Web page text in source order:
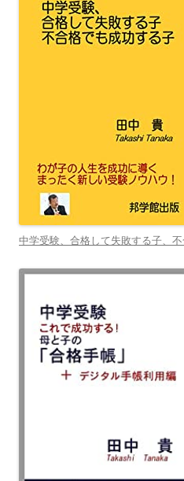
中学受験、合格して失敗する子、